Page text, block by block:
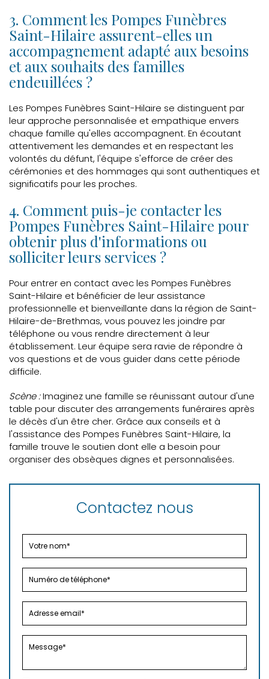
3. Comment les Pompes Funèbres
Saint-Hilaire assurent-elles un
accompagnement adapté aux besoins
et aux souhaits des familles
endeuillées ?
Les Pompes Funèbres Saint-Hilaire se distinguent par
leur approche personnalisée et empathique envers
chaque famille qu'elles accompagnent. En écoutant
attentivement les demandes et en respectant les
volontés du défunt, l'équipe s'efforce de créer des
cérémonies et des hommages qui sont authentiques et
significatifs pour les proches.
4. Comment puis-je contacter les
Pompes Funèbres Saint-Hilaire pour
obtenir plus d'informations ou
solliciter leurs services ?
Pour entrer en contact avec les Pompes Funèbres
Saint-Hilaire et bénéficier de leur assistance
professionnelle et bienveillante dans la région de Saint-
Hilaire-de-Brethmas, vous pouvez les joindre par
téléphone ou vous rendre directement à leur
établissement. Leur équipe sera ravie de répondre à
vos questions et de vous guider dans cette période
difficile.
Scène :Imaginez une famille se réunissant autour d'une
table pour discuter des arrangements funéraires après
le décès d'un être cher. Grâce aux conseils et à
l'assistance des Pompes Funèbres Saint-Hilaire, la
famille trouve le soutien dont elle a besoin pour
organiser des obsèques dignes et personnalisées.
Contactez nous